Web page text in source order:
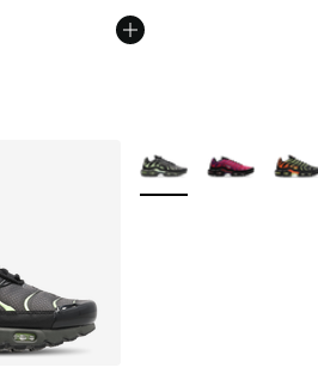
Plus de couleurs